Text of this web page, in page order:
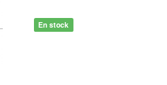
En stock